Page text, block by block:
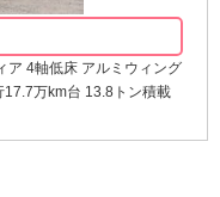
ア 4軸低床 アルミウィング
万km台 13.8トン積載